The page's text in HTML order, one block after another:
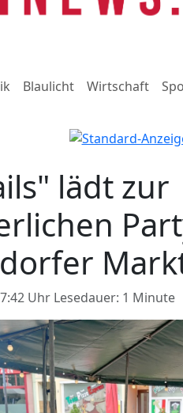
Blaulicht Wirtschaft
lädt zur
Uhr Lesedauer: 1 Minute